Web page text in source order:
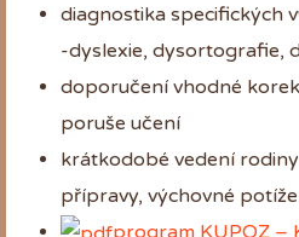
diagnostika specifických
-dyslexie, dysortografie,
doporučení vhodné
poruše učení
krátkodobé vedení
přípravy, výchovné
program KUPOZ –